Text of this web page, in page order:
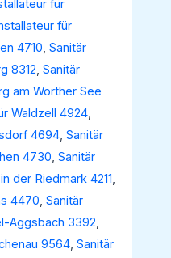
für
für
4710,Sanitär
8312,Sanitär
am Wörther See
Waldzell 4924,
4694,Sanitär
4730,Sanitär
der Riedmark 4211,
4470,Sanitär
Aggsbach 3392,
9564,Sanitär